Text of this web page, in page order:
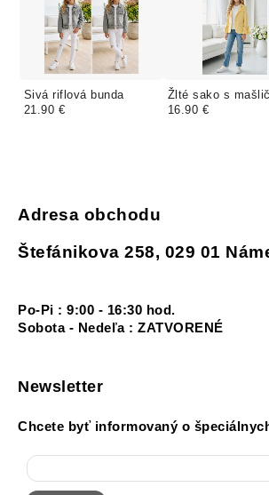
Sivá riflová bunda
21.90 €
Žlté sako s
16.90 €
Adresa obchodu
Štefánikova 258, 029 01
Po-Pi : 9:00 - 16:30 hod.
Sobota - Nedeľa : ZATVORENÉ
Newsletter
Chcete byť informovaný o